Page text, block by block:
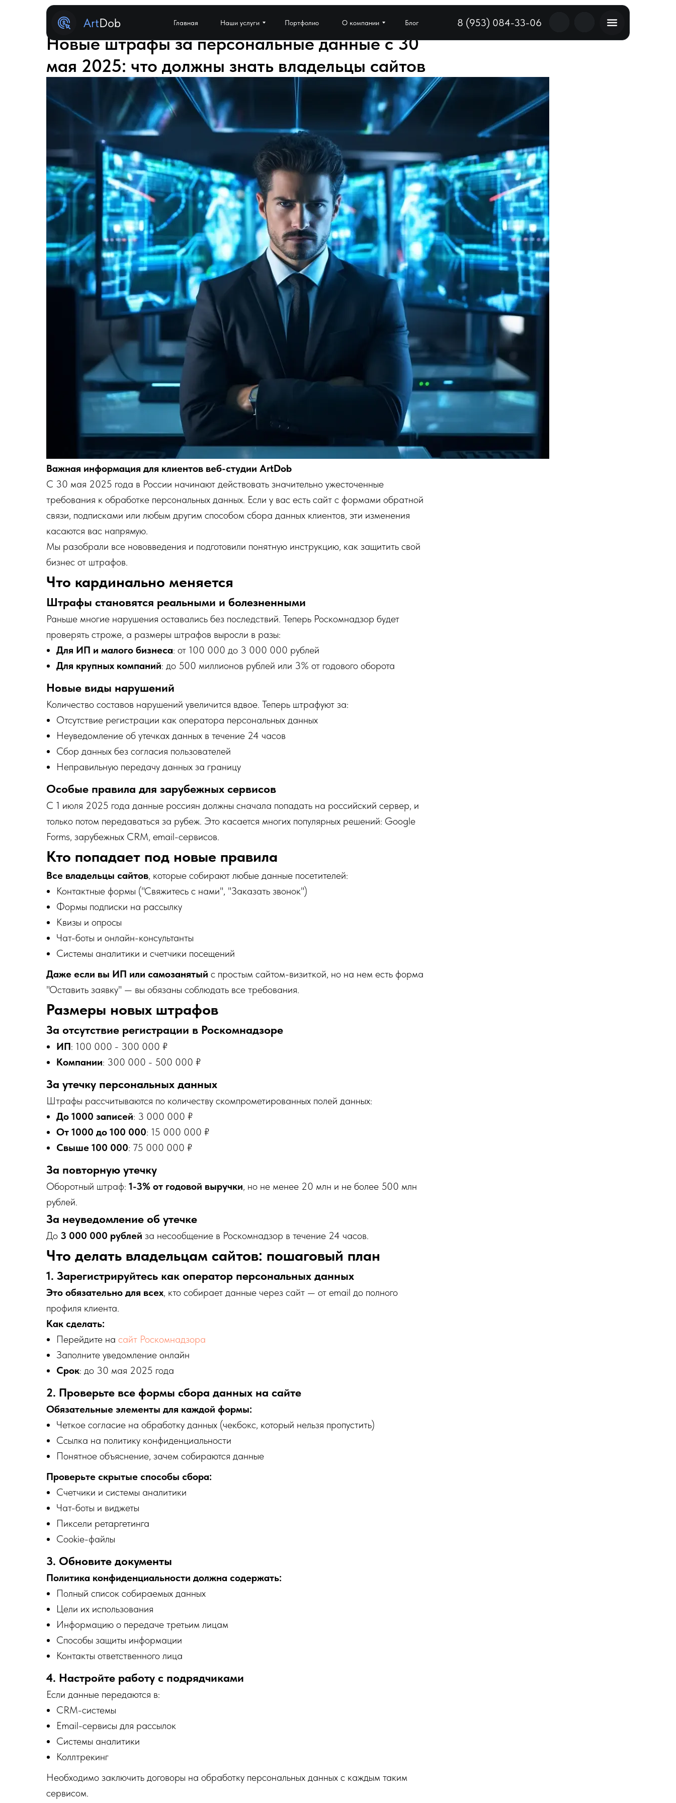
Портфолио О компании Блог 8 (953) 084-33-06
ArtDob Наши услуги
Главная
Новые штрафы за персональные данные с 30
мая 2025: что должны знать владельцы сайтов
Важная информация для клиентов веб-студии ArtDob
С 30 мая 2025 года в России начинают действовать значительно ужесточенные
требования к обработке персональных данных. Если у вас есть сайт с формами обратной
связи, подписками или любым другим способом сбора данных клиентов, эти изменения
касаются вас напрямую.
Мы разобрали все нововведения и подготовили понятную инструкцию, как защитить свой
бизнес от штрафов.
Что кардинально меняется
Штрафы становятся реальными и болезненными
Раньше многие нарушения оставались без последствий. Теперь Роскомнадзор будет
проверять строже, а размеры штрафов выросли в разы:
Для ИП и малого бизнеса: от 100 000 до 3 000 000 рублей
Для крупных компаний: до 500 миллионов рублей или 3% от годового оборота
Новые виды нарушений
Количество составов нарушений увеличится вдвое. Теперь штрафуют за:
Отсутствие регистрации как оператора персональных данных
Неуведомление об утечках данных в течение 24 часов
Сбор данных без согласия пользователей
Неправильную передачу данных за границу
Особые правила для зарубежных сервисов
С 1 июля 2025 года данные россиян должны сначала попадать на российский сервер, и
только потом передаваться за рубеж. Это касается многих популярных решений: Google
Forms, зарубежных CRM, email-сервисов.
Кто попадает под новые правила
Все владельцы сайтов, которые собирают любые данные посетителей:
Контактные формы ("Свяжитесь с нами", "Заказать звонок")
Формы подписки на рассылку
Квизы и опросы
Чат-боты и онлайн-консультанты
Системы аналитики и счетчики посещений
Даже если вы ИП или самозанятый с простым сайтом-визиткой, но на нем есть форма
"Оставить заявку" — вы обязаны соблюдать все требования.
Размеры новых штрафов
За отсутствие регистрации в Роскомнадзоре
ИП: 100 000 - 300 000 ₽
Компании: 300 000 - 500 000 ₽
За утечку персональных данных
Штрафы рассчитываются по количеству скомпрометированных полей данных:
До 1000 записей: 3 000 000 ₽
От 1000 до 100 000: 15 000 000 ₽
Свыше 100 000: 75 000 000 ₽
За повторную утечку
Оборотный штраф: 1-3% от годовой выручки, но не менее 20 млн и не более 500 млн
рублей.
За неуведомление об утечке
До 3 000 000 рублей за несообщение в Роскомнадзор в течение 24 часов.
Что делать владельцам сайтов: пошаговый план
1. Зарегистрируйтесь как оператор персональных данных
Это обязательно для всех, кто собирает данные через сайт — от email до полного
профиля клиента.
Как сделать:
Перейдите на сайт Роскомнадзора
Заполните уведомление онлайн
Срок: до 30 мая 2025 года
2. Проверьте все формы сбора данных на сайте
Обязательные элементы для каждой формы:
Четкое согласие на обработку данных (чекбокс, который нельзя пропустить)
Ссылка на политику конфиденциальности
Понятное объяснение, зачем собираются данные
Проверьте скрытые способы сбора:
Счетчики и системы аналитики
Чат-боты и виджеты
Пиксели ретаргетинга
Cookie-файлы
3. Обновите документы
Политика конфиденциальности должна содержать:
Полный список собираемых данных
Цели их использования
Информацию о передаче третьим лицам
Способы защиты информации
Контакты ответственного лица
4. Настройте работу с подрядчиками
Если данные передаются в:
CRM-системы
Email-сервисы для рассылок
Системы аналитики
Коллтрекинг
Необходимо заключить договоры на обработку персональных данных с каждым таким
сервисом.